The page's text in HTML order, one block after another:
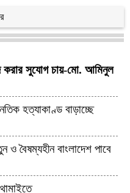
সুযোগ চায়-মো. আমিনুল
হত্যাকাণ্ড বাড়াচ্ছে
বৈষম্যহীন বাংলাদেশ পাবে